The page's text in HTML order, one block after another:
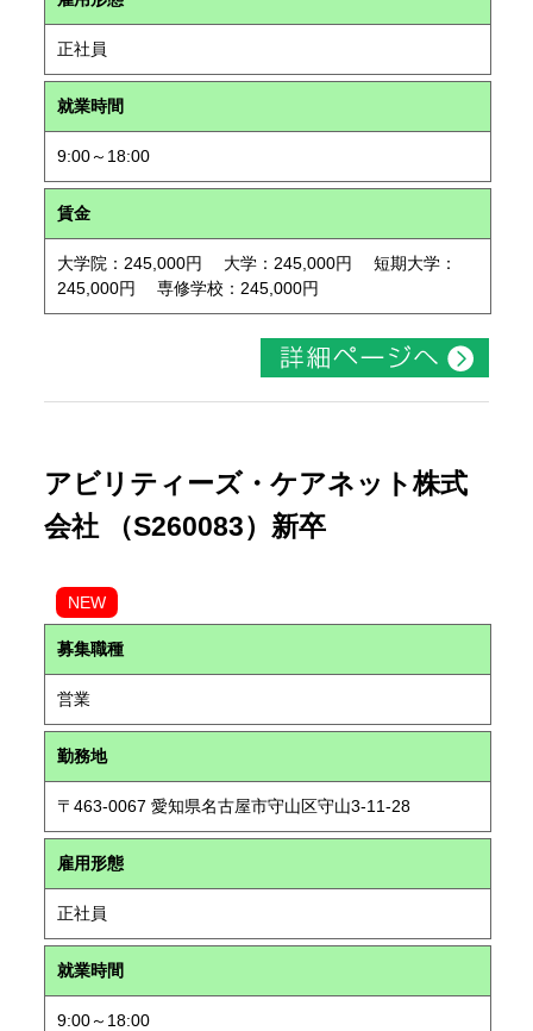
正社員
就業時間
9:00～18:00
賃金
大学院：245,000円 大学：245,000円 短期大学：
245,000円 専修学校：245,000円
アビリティーズ・ケアネット株式
会社 （S260083）新卒
NEW
募集職種
営業
勤務地
〒463-0067 愛知県名古屋市守山区守山3-11-28
雇用形態
正社員
就業時間
9:00～18:00